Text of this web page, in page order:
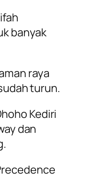
banyak
raya
turun.
Kediri
dan